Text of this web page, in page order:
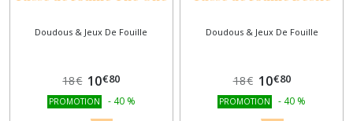
Doudous & Jeux De Fouille
18€ 10€80
PROMOTION - 40 %
Doudous & Jeux De Fouille
18€ 10€80
PROMOTION - 40 %